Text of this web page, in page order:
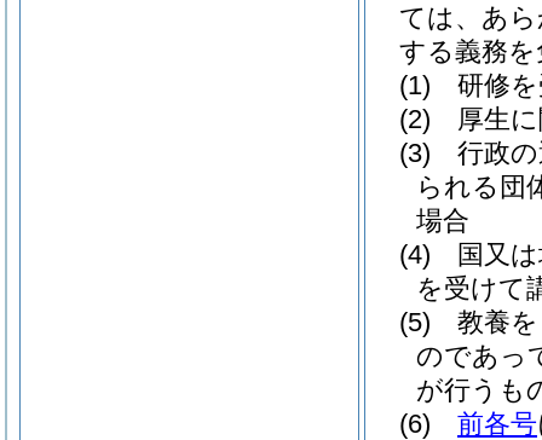
ては、あ
する義務
(1)
研修
(2)
厚生
(3)
行政
られる団
場合
(4)
国又
を受けて
(5)
教養
のであっ
が行うも
(6)
前各号